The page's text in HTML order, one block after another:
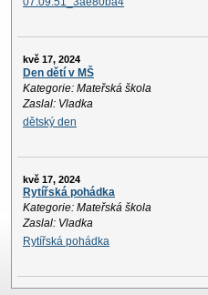
kvě 17, 2024
Den dětí v MŠ
Kategorie: Mateřská škola
Zaslal: Vladka
dětský den
kvě 17, 2024
Rytířská pohádka
Kategorie: Mateřská škola
Zaslal: Vladka
Rytířská pohádka